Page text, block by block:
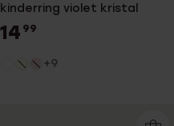
kinderring violet kristal
14 99
+9